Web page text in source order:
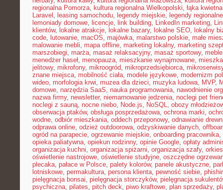
regionalna Pomorza, kultura regionalna Wielkopolski, łąka kwietna
Laravel , leasing samochodu, legendy miejskie, legendy regionalne
lemoniady domowe, licencje, link building, LinkedIn marketing,
klientów, lokalne atrakcje, lokalne bazary, lokalne SEO, lokalny
code, lutowanie, macOS, majówka, malarstwo polskie, małe
malowanie mebli, mapa offline, marketing lokalny, marketing
marszobiegi, marża, masaż relaksacyjny, masaż sportowy,
menedżer haseł, menopauza, mieszkanie wynajmowane,
jelitowy, mikrofony, mikroogród, mikroprzedsiębiorca,
znane miejsca, mobilność ciała, modele językowe, modernizm
wideo, morfologia krwi, muzea dla dzieci, muzyka ludowa, MVP,
domowe, narzędzia SaaS, nauka programowania, nawodnienie
nazwa firmy, newsletter, niemarnowanie jedzenia, noclegi pet
noclegi z sauną, nocne niebo, Node.js, NoSQL, obozy
obserwacja ptaków, obsługa posprzedażowa, ochrona marki,
wodne, odbiór mieszkania, oddech przeponowy, odnawianie
odprawa online, odzież outdoorowa, odzyskiwanie danych,
ogród na parapecie, ogrzewanie miejskie, onboarding pracownika,
opieka paliatywna, opiekun rodzinny, opinie Google, opłaty
organizacja kuchni, organizacja spiżarni, organizacja szafy,
oświetlenie nastrojowe, oświetlenie studyjne, oszczędne
plecaka, pałace w Polsce, palety kolorów, panele akustyczne,
lotniskowe, permakultura, persona klienta, pewność siebie,
pielęgnacja bonsai, pielęgnacja storczyków, pielęgnacja
psychiczna, pilates, pitch deck, piwo kraftowe, plan sprzedaży,